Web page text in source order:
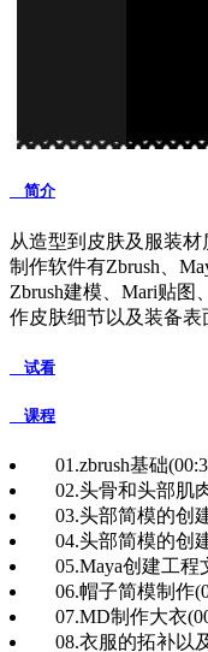
简介
从造型到皮肤及服装
制作软件有Zbrush、
Zbrush建模、Mari贴图
作皮肤细节以及装备
试看
课程
01.zbrush基础
02.头骨和头部肌
03.头部简模的创
04.头部简模的创
05.Maya创建工程
06.帽子简模制作
07.MD制作大衣
08.衣服的拓补以